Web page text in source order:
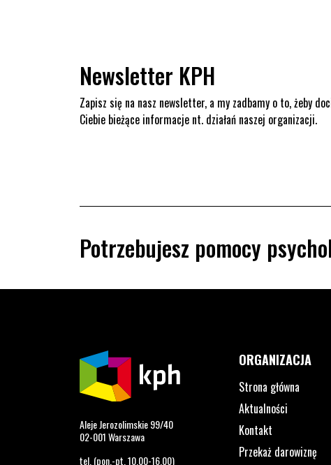
Newsletter KPH
Zapisz się na nasz newsletter, a my zadbamy o to, żeby
Ciebie bieżące informacje nt. działań naszej organizacji.
Potrzebujesz pomocy
Aleje Jerozolimskie 99/40
02-001 Warszawa
tel. (pon.-pt. 10.00-16.00)
ORGANIZACJA
Strona główna
Aktualności
Kontakt
Przekaż darowiznę